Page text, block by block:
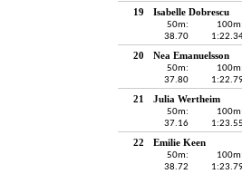
19 Isabelle Dobrescu
50m:
38.70
100m:
20 Nea Emanuelsson
50m:
37.80
100m:
21 Julia Wertheim
50m:
37.16
100m:
1:23.55
22 Emilie Keen
50m:
38.72
100m: